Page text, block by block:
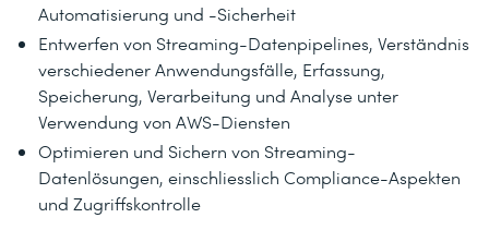
Automatisierung und -Sicherheit
Entwerfen von Streaming-Datenpipelines, Verständnis
verschiedener Anwendungsfälle, Erfassung,
Speicherung, Verarbeitung und Analyse unter
Verwendung von AWS-Diensten
Optimieren und Sichern von Streaming-
Datenlösungen, einschliesslich Compliance-Aspekten
und Zugriffskontrolle